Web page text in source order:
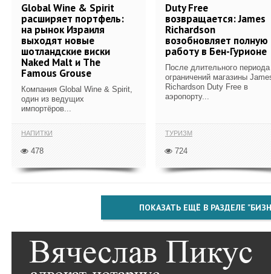
Global Wine & Spirit
расширяет портфель:
на рынок Израиля
выходят новые
шотландские виски
Naked Malt и The
Famous Grouse
Компания Global Wine & Spirit,
один из ведущих
импортёров...
НАПИТКИ
478
Duty Free
возвращается: James
Richardson
возобновляет полную
работу в Бен-Гурионе
После длительного периода
ограничений магазины
Richardson Duty Free в
аэропорту...
ТУРИЗМ
724
ПОКАЗАТЬ ЕЩЁ В РАЗДЕЛЕ